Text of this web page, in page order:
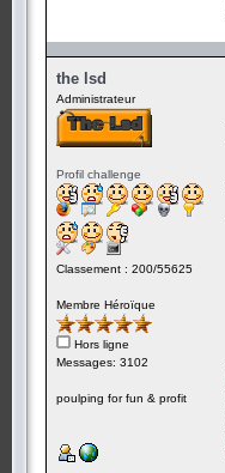
the lsd
Administrateur
Profil challenge
Classement : 200/55625
Membre Héroïque
Hors ligne
Messages: 3102
poulping for fun & profit